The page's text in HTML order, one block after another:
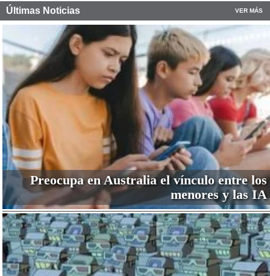
Últimas Noticias VER MÁS
Preocupa en Australia el vínculo entre los
menores y las IA